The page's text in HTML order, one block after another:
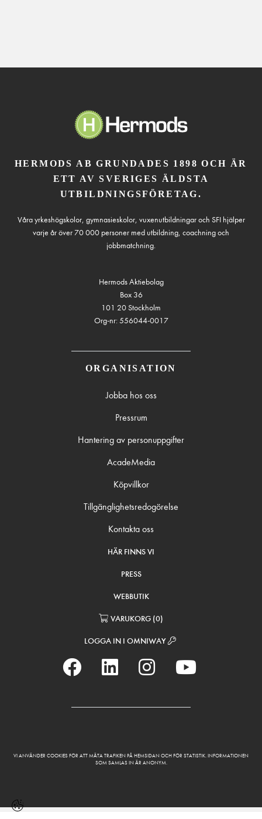
HERMODS AB GRUNDADES 1898 OCH ÄR
ETT AV SVERIGES ÄLDSTA
UTBILDNINGSFÖRETAG.
Våra yrkeshögskolor, gymnasieskolor, vuxenutbildningar och SFI hjälper
varje år över 70 000 personer med utbildning, coachning och
jobbmatchning.
Hermods Aktiebolag
Box 36
101 20 Stockholm
Org-nr: 556044-0017
ORGANISATION
Jobba hos oss
Pressrum
Hantering av personuppgifter
AcadeMedia
Köpvillkor
Tillgänglighetsredogörelse
Kontakta oss
HÄR FINNS VI
PRESS
WEBBUTIK
VARUKORG (0)
LOGGA IN I OMNIWAY
VI ANVÄNDER COOKIES FÖR ATT MÄTA TRAFIKEN PÅ HEMSIDAN OCH FÖR STATISTIK. INFORMATIONEN
SOM SAMLAS IN ÄR ANONYM.